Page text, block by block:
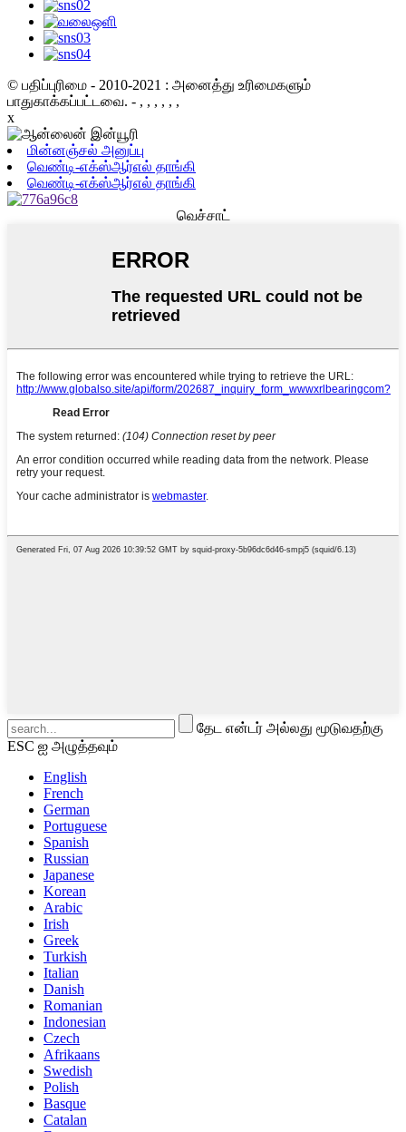
© பதிப்புரிமை - 2010-2021 : அனைத்து உரிமைகளும்
பாதுகாக்கப்பட்டவை. - , , , , , ,
x
மின்னஞ்சல் அனுப்பு
வெண்டி-எக்ஸ்ஆர்எல் தாங்கி
வெண்டி-எக்ஸ்ஆர்எல் தாங்கி
வெச்சாட்
தேட என்டர் அல்லது மூடுவதற்கு
ESC ஐ அழுத்தவும்
English
French
German
Portuguese
Spanish
Russian
Japanese
Korean
Arabic
Irish
Greek
Turkish
Italian
Danish
Romanian
Indonesian
Czech
Afrikaans
Swedish
Polish
Basque
Catalan